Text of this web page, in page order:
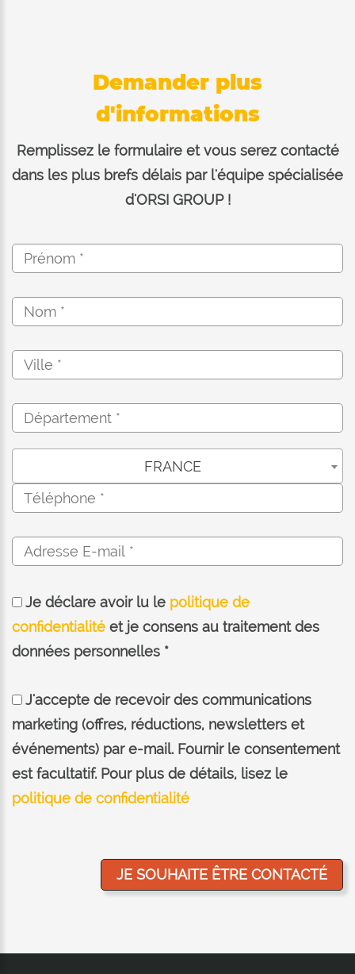
Demander plus
d'informations
Remplissez le formulaire et vous serez contacté
dans les plus brefs délais par l'équipe spécialisée
d'ORSI GROUP !
FRANCE
Je déclare avoir lu le politique de
confidentialité et je consens au traitement des
données personnelles *
J'accepte de recevoir des communications
marketing (offres, réductions, newsletters et
événements) par e-mail. Fournir le consentement
est facultatif. Pour plus de détails, lisez le
politique de confidentialité